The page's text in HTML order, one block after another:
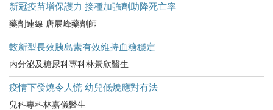
新冠疫苗增保護力 接種加強劑助降死亡率
藥劑連線 唐展峰藥劑師
較新型長效胰島素有效維持血糖穩定
内分泌及糖尿科專科林景欣醫生
疫情下發燒令人慌 幼兒低燒應對有法
兒科專科林嘉儀醫生